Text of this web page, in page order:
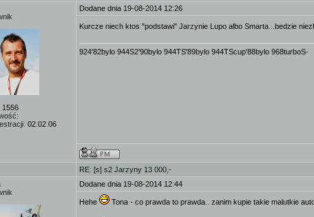
1556
02.02.06
Dodane dnia 19-08-2014 12:26
Kurcze niech ktos "podstawi" Jarzynie Lupo albo Smarta...bedzie
924'82bylo 944S2'90bylo 944TS'89bylo 944TScup'88bylo 968turboS-
RE: [s] s2 Jarzyny 13 000,-
Dodane dnia 19-08-2014 12:44
Hehe Tona - co prawda to prawda.. zanim kupie takie malutkie